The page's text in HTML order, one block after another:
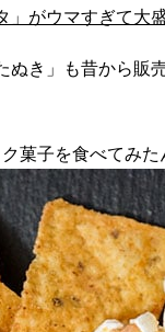
」がウマすぎて大
ぬき」も昔から
菓子を食べてみ